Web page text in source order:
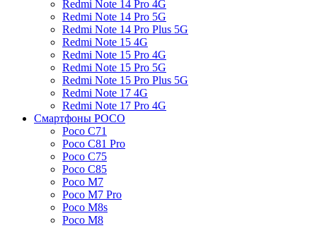
Redmi Note 14 Pro 4G
Redmi Note 14 Pro 5G
Redmi Note 14 Pro Plus 5G
Redmi Note 15 4G
Redmi Note 15 Pro 4G
Redmi Note 15 Pro 5G
Redmi Note 15 Pro Plus 5G
Redmi Note 17 4G
Redmi Note 17 Pro 4G
Смартфоны POCO
Poco C71
Poco C81 Pro
Poco C75
Poco C85
Poco M7
Poco M7 Pro
Poco M8s
Poco M8